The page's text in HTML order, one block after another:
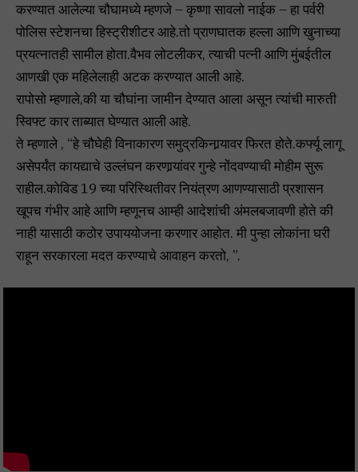
करण्यात आलेल्या चौघामध्ये म्हणजे – कृष्णा सावलो नाईक – हा पर्वरी
पोलिस स्टेशनचा हिस्ट्रीशीटर आहे.तो प्राणघातक हल्ला आणि खुनाच्या
प्रयत्नातही सामील होता.वैभव लोटलीकर, त्याची पत्नी आणि मुंबईतील
आणखी एक महिलेलाही अटक करण्यात आली आहे.
रापोसो म्हणाले,की या चौघांना जामीन देण्यात आला असून त्यांची मारुती
स्विफ्ट कार ताब्यात घेण्यात आली आहे.
ते म्हणाले , “हे चौघेही विनाकारण समुद्रकिनार्‍यावर फिरत होते.कर्फ्यू लागू
असेपर्यंत कायद्याचे उल्लंघन करणार्‍यांवर गुन्हे नोंदवण्याची मोहीम सुरू
राहील.कोविड 19 च्या परिस्थितीवर नियंत्रण आणण्यासाठी प्रशासन
खूपच गंभीर आहे आणि म्हणूनच आम्ही आदेशांची अंमलबजावणी होते की
नाही यासाठी कठोर उपाययोजना करणार आहोत. मी पुन्हा लोकांना घरी
राहून सरकारला मदत करण्याचे आवाहन करतो, ”.